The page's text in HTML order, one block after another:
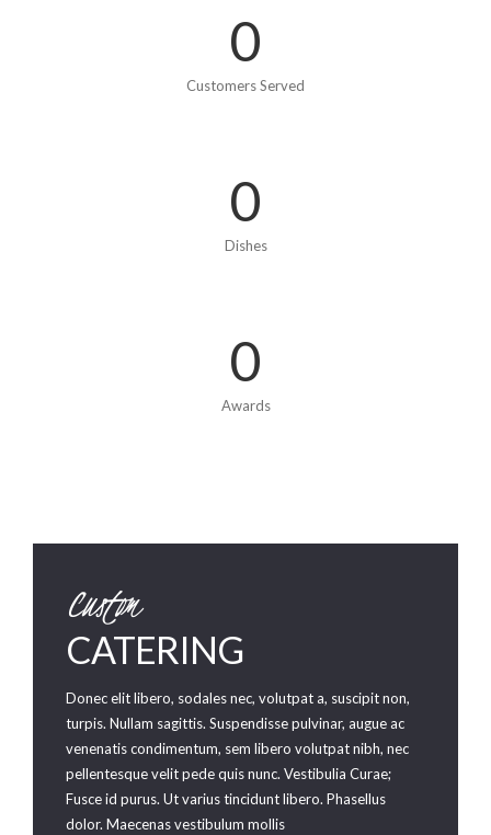
0
Customers Served
0
Dishes
0
Awards
Custom
CATERING
Donec elit libero, sodales nec, volutpat a, suscipit non,
turpis. Nullam sagittis. Suspendisse pulvinar, augue ac
venenatis condimentum, sem libero volutpat nibh, nec
pellentesque velit pede quis nunc. Vestibulia Curae;
Fusce id purus. Ut varius tincidunt libero. Phasellus
dolor. Maecenas vestibulum mollis